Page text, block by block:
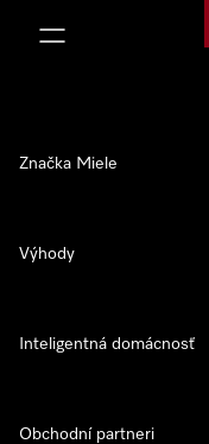
Značka Miele
Výhody
Inteligentná domácnosť
Obchodní partneri